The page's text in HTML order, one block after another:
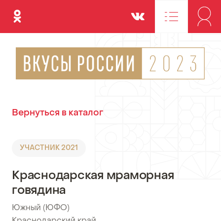
Одноклассники Вконтакте
Вернуться в каталог
УЧАСТНИК 2021
Краснодарская мраморная
говядина
Южный (ЮФО)